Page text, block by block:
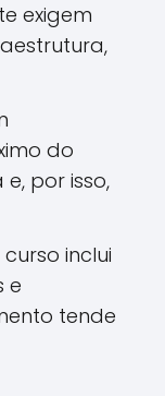
exigem
do
por isso,
curso inclui
e
tende